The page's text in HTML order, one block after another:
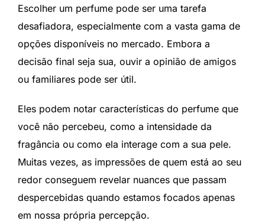
Escolher um perfume pode ser uma tarefa
desafiadora, especialmente com a vasta gama de
opções disponíveis no mercado. Embora a
decisão final seja sua, ouvir a opinião de amigos
ou familiares pode ser útil.
Eles podem notar características do perfume que
você não percebeu, como a intensidade da
fragância ou como ela interage com a sua pele.
Muitas vezes, as impressões de quem está ao seu
redor conseguem revelar nuances que passam
despercebidas quando estamos focados apenas
em nossa própria percepção.